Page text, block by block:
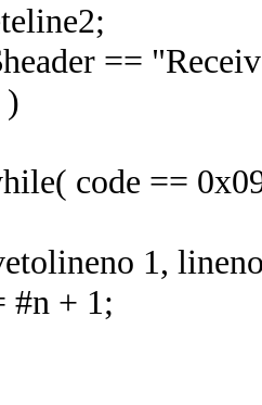
==
)
== 0x09
1,
+ 1;